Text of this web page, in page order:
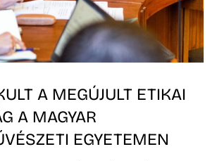
A MEGÚJULT ETIKAI
A MAGYAR
EGYETEMEN